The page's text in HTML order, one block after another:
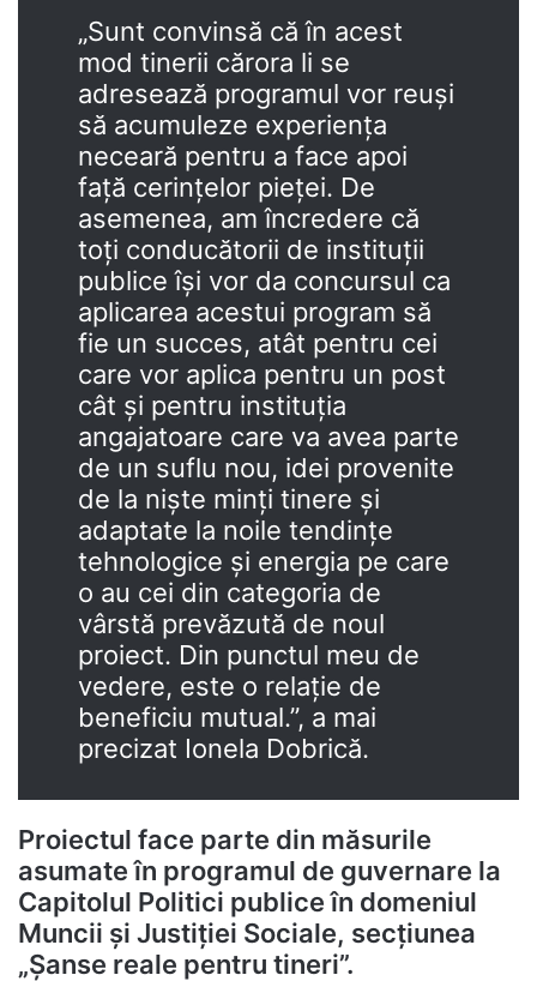
„Sunt convinsă că în acest
mod tinerii cărora li se
adresează programul vor reuși
să acumuleze experiența
neceară pentru a face apoi
față cerințelor pieței. De
asemenea, am încredere că
toți conducătorii de instituții
publice își vor da concursul ca
aplicarea acestui program să
fie un succes, atât pentru cei
care vor aplica pentru un post
cât și pentru instituția
angajatoare care va avea parte
de un suflu nou, idei provenite
de la niște minți tinere și
adaptate la noile tendințe
tehnologice și energia pe care
o au cei din categoria de
vârstă prevăzută de noul
proiect. Din punctul meu de
vedere, este o relație de
beneficiu mutual.”, a mai
precizat Ionela Dobrică.
Proiectul face parte din măsurile
asumate în programul de guvernare la
Capitolul Politici publice în domeniul
Muncii și Justiției Sociale, secțiunea
„Șanse reale pentru tineri”.